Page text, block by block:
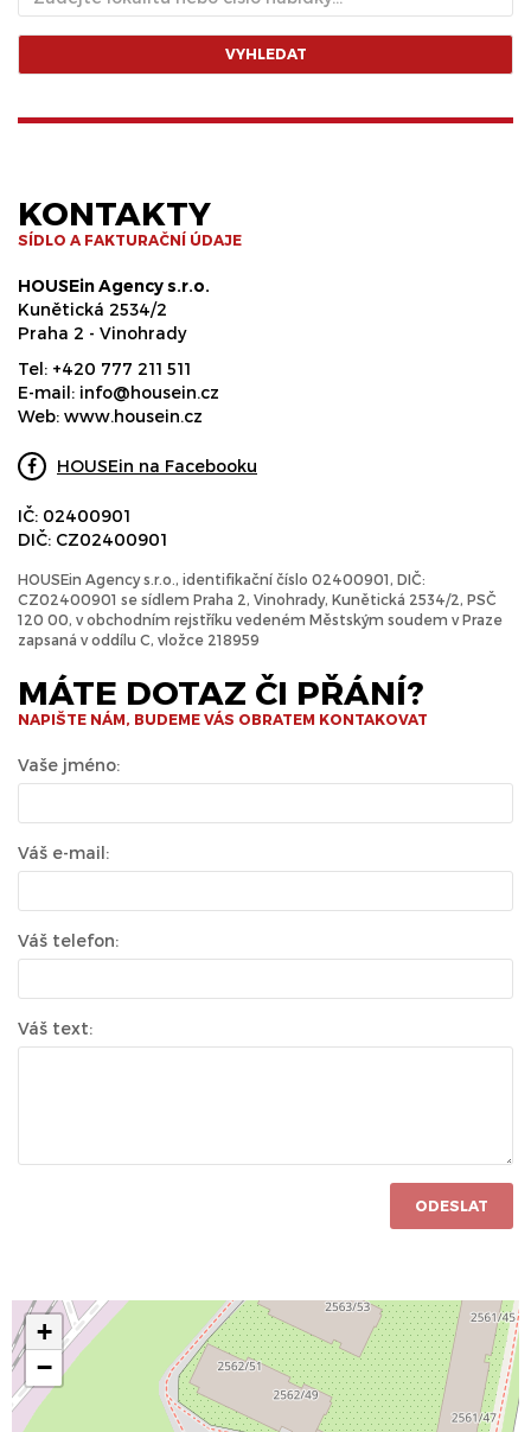
VYHLEDAT
KONTAKTY
SÍDLO A FAKTURAČNÍ ÚDAJE
HOUSEin Agency s.r.o.
Kunětická 2534/2
Praha 2 - Vinohrady
Tel: +420 777 211 511
E-mail: info@housein.cz
Web: www.housein.cz
HOUSEin na Facebooku
IČ: 02400901
DIČ: CZ02400901
HOUSEin Agency s.r.o., identifikační číslo 02400901, DIČ:
CZ02400901 se sídlem Praha 2, Vinohrady, Kunětická 2534/2, PSČ
120 00, v obchodním rejstříku vedeném Městským soudem v Praze
zapsaná v oddílu C, vložce 218959
MÁTE DOTAZ ČI PŘÁNÍ?
NAPIŠTE NÁM, BUDEME VÁS OBRATEM KONTAKOVAT
Vaše jméno:
Váš e-mail:
Váš telefon:
Váš text:
ODESLAT
+
−